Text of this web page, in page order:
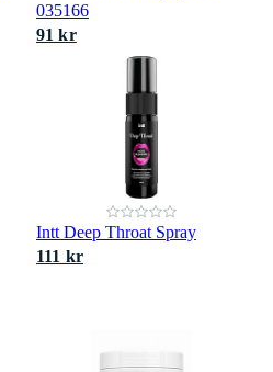
035166
91 kr
Intt Deep Throat Spray
111 kr